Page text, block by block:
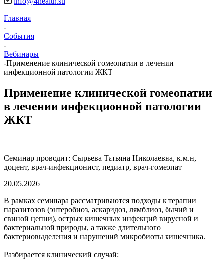
Главная
-
События
-
Вебинары
-Применение клинической гомеопатии в лечении
инфекционной патологии ЖКТ
Применение клинической гомеопатии
в лечении инфекционной патологии
ЖКТ
Семинар проводит: Сырьева Татьяна Николаевна, к.м.н,
доцент, врач-инфекционист, педиатр, врач-гомеопат
20.05.2026
В рамках семинара рассматриваются подходы к терапии
паразитозов (энтеробиоз, аскаридоз, лямблиоз, бычий и
свиной цепни), острых кишечных инфекций вирусной и
бактериальной природы, а также длительного
бактериовыделения и нарушений микробиоты кишечника.
Разбирается клинический случай: